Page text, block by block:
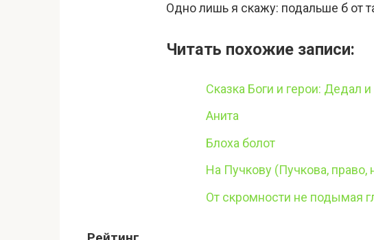
Одно лишь я скажу: подальше б от
Читать похожие записи:
Сказка Боги и герои: Дедал
Анита
Блоха болот
На Пучкову (Пучкова, право,
От скромности не подымая